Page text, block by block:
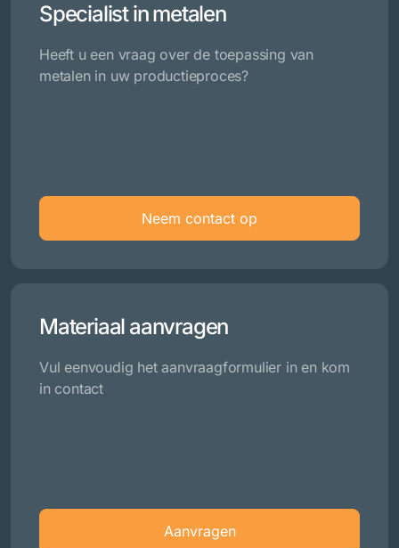
Specialist in metalen
Heeft u een vraag over de toepassing van
metalen in uw productieproces?
Neem contact op
Materiaal aanvragen
Vul eenvoudig het aanvraagformulier in en kom
in contact
Aanvragen